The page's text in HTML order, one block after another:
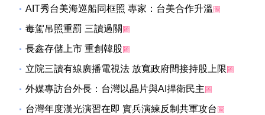
AIT秀台美海巡船同框照 專家：台美合作升溫 圖
毒駕吊照重罰 三讀過關 圖
長鑫存儲上市 重創韓股 圖
立院三讀有線廣播電視法 放寬政府間接持股上限 圖
外媒專訪台外長：台灣以晶片與AI捍衛民主 圖
台灣年度漢光演習在即 實兵演練反制共軍攻台 圖